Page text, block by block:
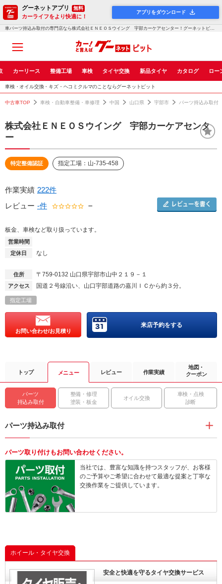
グーネットアプリ 無料
カーライフをより快適に！
アプリをダウンロード
車パーツ持込み取付の専門店なら株式会社ＥＮＥＯＳウイング 宇部カーケアセンター！グーネットピット
カーリース 整備工場 車検 タイヤ交換 新品タイヤ カタログ ロー
車検・オイル交換・キズ・ヘコミクルマのことならグーネットピット
中古車TOP 車検・自動車整備・車修理 中国 山口県 宇部市 パーツ持込み取付
株式会社ＥＮＥＯＳウイング 宇部カーケアセンタ
ー
特定整備認証 指定工場：山-735-458
作業実績 222件
レビュー -件 －
板金、車検など取り扱っています。
営業時間
定休日
なし
住所 〒759-0132 山口県宇部市山中２１９－１
アクセス 国道２号線沿い、山口宇部道路の嘉川ＩＣから約３分。
指定工場
お問い合わせ/お見積り
来店予約をする
トップ メニュー レビュー 作業実績
地図・
クーポン
パーツ
持込み取付
整備・修理
塗装・板金
オイル交換
車検・点検
診断
パーツ持込み取付
パーツ取り付けもお問い合わせください。
当社では、豊富な知識を持つスタッフが、お客様
のご予算やご希望に合わせて最適な提案と丁寧な
交換作業をご提供しています。
ホイール・タイヤ交換
安全と快適を守るタイヤ交換サービス